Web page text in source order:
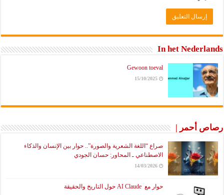
In het Nederlands
Gewoon toeval
15/10/2025
رصاص أحمر |
صراع “اللغة الشعرية والصورة”.. حوار بين الإنسان والذكاء
الاصطناعي ـ المحاور: حسان الجودي
14/03/2026
حوار مع AI Claude حول التاريخ والحقيقة